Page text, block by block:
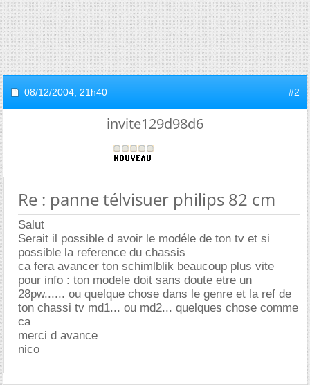
08/12/2004, 21h40 #2
invite129d98d6
Re : panne télvisuer philips 82 cm
Salut
Serait il possible d avoir le modéle de ton tv et si
possible la reference du chassis
ca fera avancer ton schimlblik beaucoup plus vite
pour info : ton modele doit sans doute etre un
28pw...... ou quelque chose dans le genre et la ref de
ton chassi tv md1... ou md2... quelques chose comme
ca
merci d avance
nico